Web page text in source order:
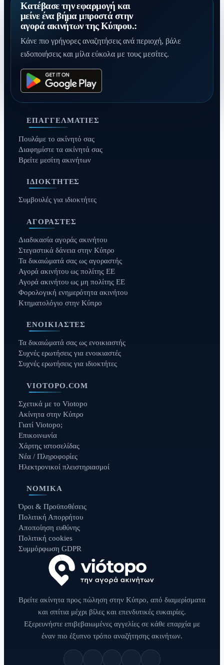
Κατέβασε την εφαρμογή και
μείνε ένα βήμα μπροστά στην
αγορά ακινήτων της Κύπρου.:
Κάνε πιο γρήγορες αναζητήσεις ανά περιοχή, βάλε
ειδοποιήσεις και μίλα εύκολα με τους μεσίτες.
ΕΠΑΓΓΕΛΜΑΤΊΕΣ
Πουλάμε το ακίνητό σας
Διαφημίστε τα ακίνητά σας
Βρείτε μεσίτη ακινήτων
ΙΔΙΟΚΤΉΤΕΣ
Συμβουλές για ιδιοκτήτες
ΑΓΟΡΑΣΤΈΣ
Διαδικασία αγοράς ακινήτου
Στεγαστικά δάνεια στην Κύπρο
Τα δικαιώματά σας ως αγοραστής
Αγορά ακινήτου ως πολίτης ΕΕ
Αγορά ακινήτου ως μη πολίτης ΕΕ
Φορολογική ενημερότητα ακινήτου
Κτηματολόγιο στην Κύπρο
ΕΝΟΙΚΙΑΣΤΈΣ
Τα δικαιώματά σας ως ενοικιαστής
Συχνές ερωτήσεις για ενοικιαστές
Συχνές ερωτήσεις για ιδιοκτήτες
VIOTOPO.COM
Σχετικά με το Viotopo
Ακίνητα στην Κύπρο
Γιατί Viotopo;
Επικοινωνία
Χάρτης ιστοσελίδας
Νέα / Πληροφορίες
Ηλεκτρονικοί πλειστηριασμοί
ΝΟΜΙΚΆ
Όροι & Προϋποθέσεις
Πολιτική Απορρήτου
Αποποίηση ευθύνης
Πολιτική cookies
Συμμόρφωση GDPR
Βρείτε ακίνητα προς πώληση στην Κύπρο, από διαμερίσματα
και σπίτια μέχρι βίλες και επενδυτικές ευκαιρίες.
Εξερευνήστε επιβεβαιωμένες αγγελίες σε κάθε επαρχία με
έναν πιο έξυπνο τρόπο αναζήτησης ακινήτων.